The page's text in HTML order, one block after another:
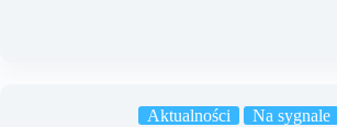
Aktualności Na sygnale